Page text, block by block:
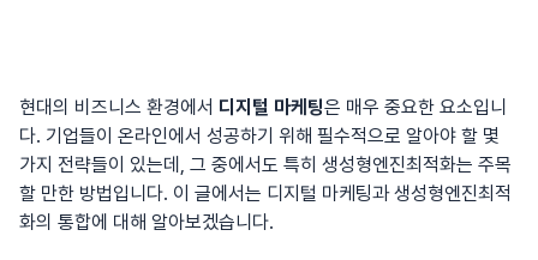
현대의 비즈니스 환경에서 디지털 마케팅은 매우 중요한 요소입니
다. 기업들이 온라인에서 성공하기 위해 필수적으로 알아야 할 몇
가지 전략들이 있는데, 그 중에서도 특히 생성형엔진최적화는 주목
할 만한 방법입니다. 이 글에서는 디지털 마케팅과 생성형엔진최적
화의 통합에 대해 알아보겠습니다.